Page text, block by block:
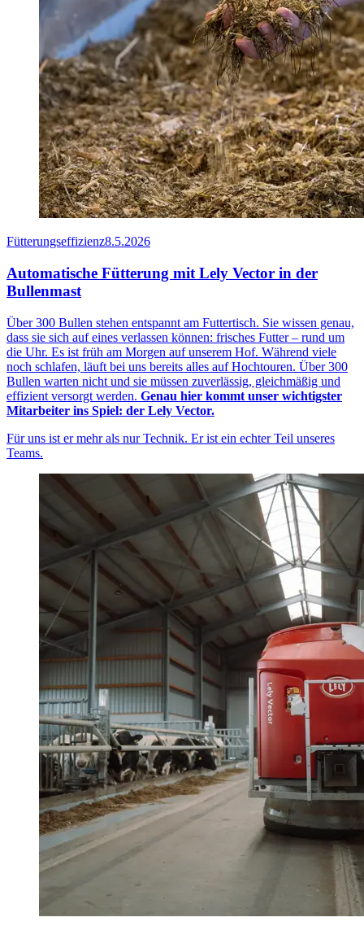
Fütterungseffizienz8.5.2026
Automatische Fütterung mit Lely Vector in der
Bullenmast
Über 300 Bullen stehen entspannt am Futtertisch. Sie wissen genau,
dass sie sich auf eines verlassen können: frisches Futter – rund um
die Uhr. Es ist früh am Morgen auf unserem Hof. Während viele
noch schlafen, läuft bei uns bereits alles auf Hochtouren. Über 300
Bullen warten nicht und sie müssen zuverlässig, gleichmäßig und
effizient versorgt werden. Genau hier kommt unser wichtigster
Mitarbeiter ins Spiel: der Lely Vector.
Für uns ist er mehr als nur Technik. Er ist ein echter Teil unseres
Teams.